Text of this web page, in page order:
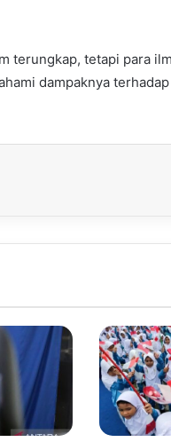
terungkap, tetapi para
dampaknya